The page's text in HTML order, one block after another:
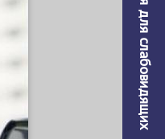
Версия для слабовидящих